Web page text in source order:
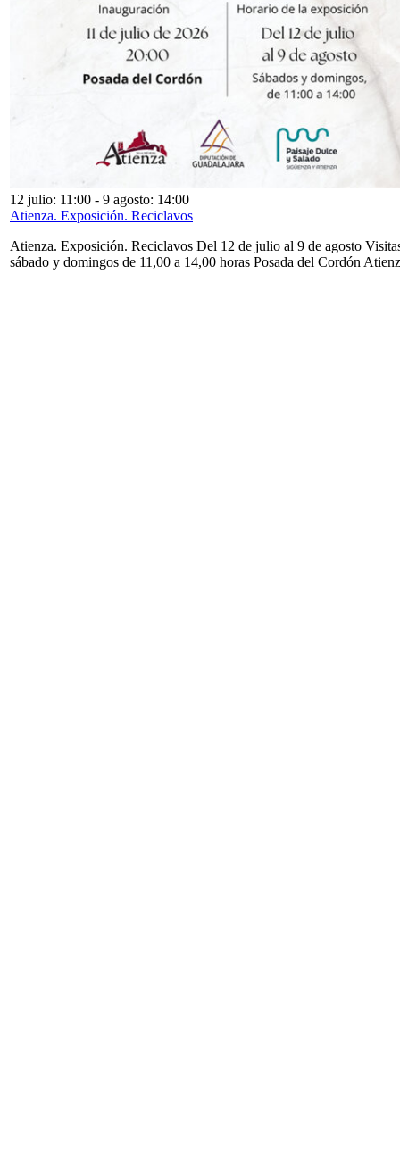
12 julio: 11:00 - 9 agosto: 14:00
Atienza. Exposición. Reciclavos
Atienza. Exposición. Reciclavos Del 12 de julio al 9 de agosto
sábado y domingos de 11,00 a 14,00 horas Posada del Cordón